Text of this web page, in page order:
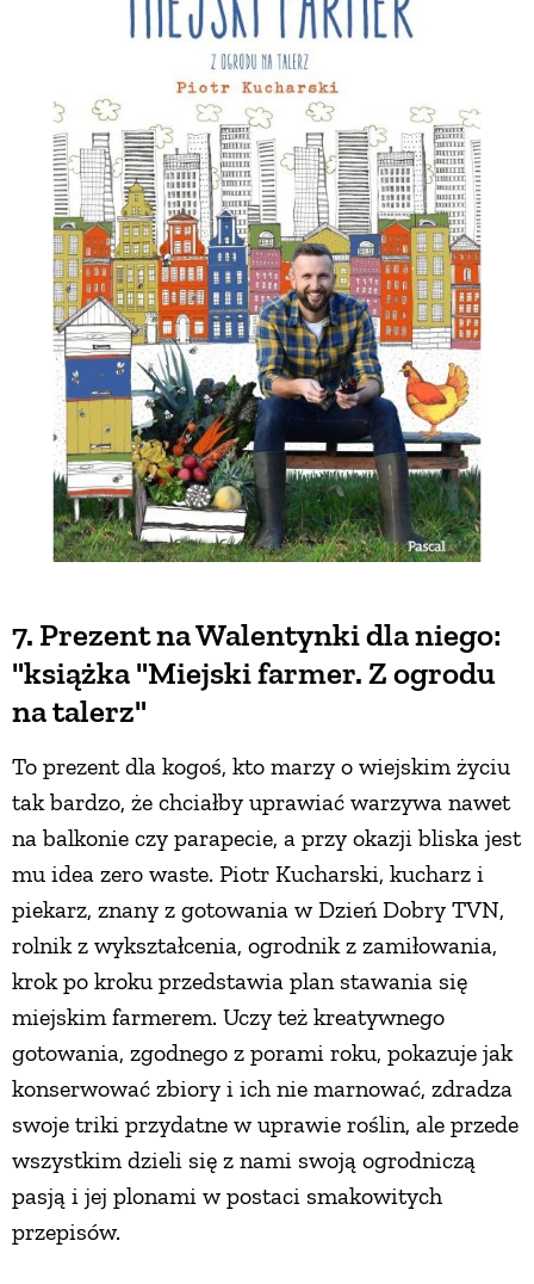
7. Prezent na Walentynki dla niego:
"książka "Miejski farmer. Z ogrodu
na talerz"
To prezent dla kogoś, kto marzy o wiejskim życiu
tak bardzo, że chciałby uprawiać warzywa nawet
na balkonie czy parapecie, a przy okazji bliska jest
mu idea zero waste. Piotr Kucharski, kucharz i
piekarz, znany z gotowania w Dzień Dobry TVN,
rolnik z wykształcenia, ogrodnik z zamiłowania,
krok po kroku przedstawia plan stawania się
miejskim farmerem. Uczy też kreatywnego
gotowania, zgodnego z porami roku, pokazuje jak
konserwować zbiory i ich nie marnować, zdradza
swoje triki przydatne w uprawie roślin, ale przede
wszystkim dzieli się z nami swoją ogrodniczą
pasją i jej plonami w postaci smakowitych
przepisów.